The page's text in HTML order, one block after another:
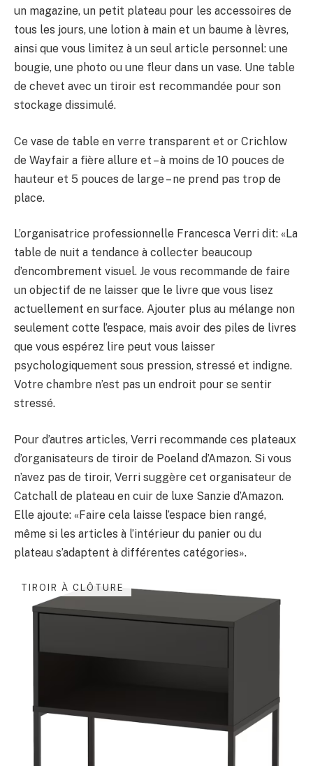
un magazine, un petit plateau pour les accessoires de
tous les jours, une lotion à main et un baume à lèvres,
ainsi que vous limitez à un seul article personnel: une
bougie, une photo ou une fleur dans un vase. Une table
de chevet avec un tiroir est recommandée pour son
stockage dissimulé.
Ce vase de table en verre transparent et or Crichlow
de Wayfair a fière allure et – à moins de 10 pouces de
hauteur et 5 pouces de large – ne prend pas trop de
place.
L’organisatrice professionnelle Francesca Verri dit: «La
table de nuit a tendance à collecter beaucoup
d’encombrement visuel. Je vous recommande de faire
un objectif de ne laisser que le livre que vous lisez
actuellement en surface. Ajouter plus au mélange non
seulement cotte l’espace, mais avoir des piles de livres
que vous espérez lire peut vous laisser
psychologiquement sous pression, stressé et indigne.
Votre chambre n’est pas un endroit pour se sentir
stressé.
Pour d’autres articles, Verri recommande ces plateaux
d’organisateurs de tiroir de Poeland d’Amazon. Si vous
n’avez pas de tiroir, Verri suggère cet organisateur de
Catchall de plateau en cuir de luxe Sanzie d’Amazon.
Elle ajoute: «Faire cela laisse l’espace bien rangé,
même si les articles à l’intérieur du panier ou du
plateau s’adaptent à différentes catégories».
TIROIR À CLÔTURE